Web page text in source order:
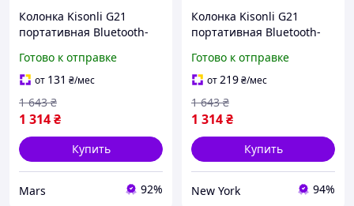
Колонка Kisonli G21
портативная Bluetooth-
1800mAh
USB/TF/BT/LED/AUX DC:
5V/1A Q45 fishkitorg
Готово к отправке
от 131 ₴/мес
1 314₴
1 643 ₴
Купить
Mars 92%
Колонка Kisonli G21
портативная Bluetooth-
1800mAh
USB/TF/BT/LED/AUX DC:
5V/1A Q45 lamp
Готово к отправке
от219₴/мес
1 314₴
1 643 ₴
Купить
New York 94%